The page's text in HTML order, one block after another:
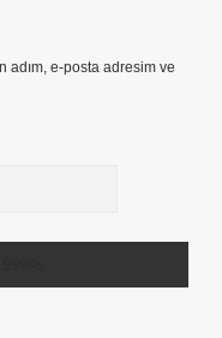
adım, e-posta adresim ve